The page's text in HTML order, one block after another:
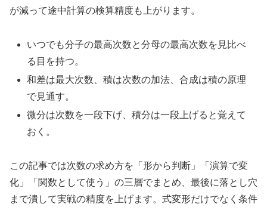
が減って途中計算の検算精度も上がります。
いつでも分子の最高次数と分母の最高次数を見比べ
る目を持つ。
和差は最大次数、積は次数の加法、合成は積の原理
で見通す。
微分は次数を一段下げ、積分は一段上げると覚えて
おく。
この記事では次数の求め方を「形から判断」「演算で変
化」「関数として使う」の三層でまとめ、最後に落とし穴
まで潰して実戦の精度を上げます。式変形だけでなく条件